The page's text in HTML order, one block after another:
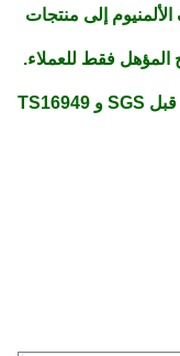
إلى منتجات
المؤهل فقط للعملاء.
وتمت الموافقة على عملية الإنتاج لدينا من قبل SGS و TS16949